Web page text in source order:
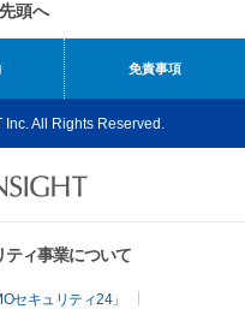
頭へ
免責事項
All Rights Reserved.
ティ事業について
セキュリティ24」